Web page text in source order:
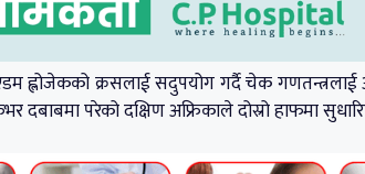
क्रसलाई सदुपयोग गर्दै चेक गणतन्त्रलाई
परेको दक्षिण अफ्रिकाले दोस्रो हाफमा